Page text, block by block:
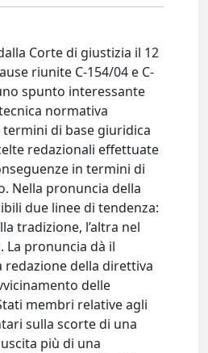
Corte di giustizia il 12
riunite C-154/04 e C-
spunto interessante
normativa
di base giuridica
redazionali effettuate
in termini di
Nella pronuncia della
due linee di tendenza:
tradizione, l’altra nel
La pronuncia dà il
della direttiva
delle
membri relative agli
sulla scorte di una
più di una